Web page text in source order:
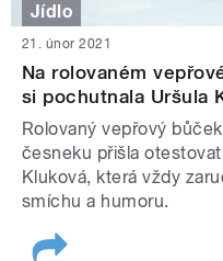
Jídlo
21. únor 2021
Na rolovaném
si pochutnala Uršula
Rolovaný vepřový
česneku přišla
Kluková, která vždy
smíchu a humoru.